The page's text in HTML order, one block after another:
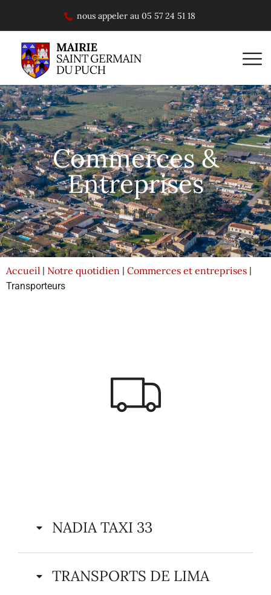
nous appeler au 05 57 24 51 18
Commerces &
Entreprises
Accueil | Notre quotidien | Commerces et entreprises |
Transporteurs
NADIA TAXI 33
TRANSPORTS DE LIMA